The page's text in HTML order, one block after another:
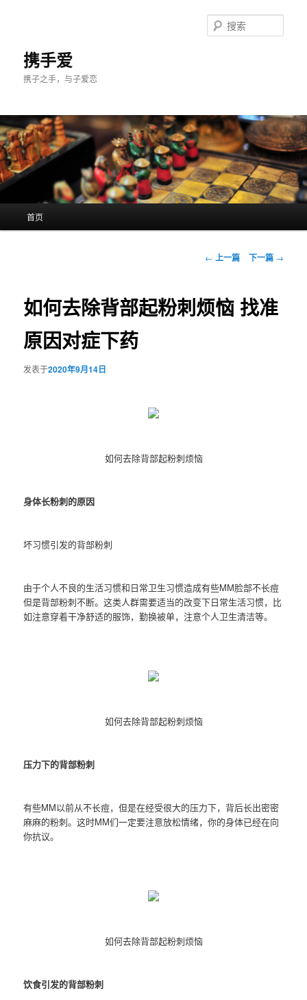
携手爱
携子之手，与子爱恋
索
首页
文
航
← 上一篇 下一篇 →
如何去除背部起粉刺烦恼 找准
原因对症下药
发表于2020年9月14日
如何去除背部起粉刺烦恼
身体长粉刺的原因
坏习惯引发的背部粉刺
由于个人不良的生活习惯和日常卫生习惯造成有些MM脸部不长痘
但是背部粉刺不断。这类人群需要适当的改变下日常生活习惯，比
如注意穿着干净舒适的服饰，勤换被单，注意个人卫生清洁等。
如何去除背部起粉刺烦恼
压力下的背部粉刺
有些MM以前从不长痘，但是在经受很大的压力下，背后长出密密
麻麻的粉刺。这时MM们一定要注意放松情绪，你的身体已经在向
你抗议。
如何去除背部起粉刺烦恼
饮食引发的背部粉刺